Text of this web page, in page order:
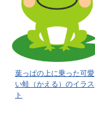
葉っぱの上に乗った可愛
い蛙（かえる）のイラス
ト